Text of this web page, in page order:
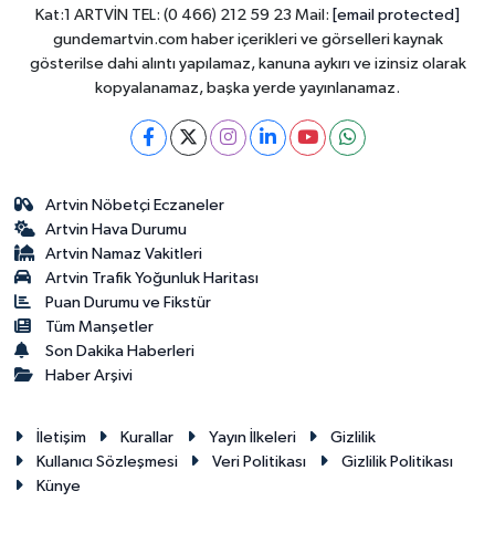
Kat:1 ARTVİN TEL: (0 466) 212 59 23 Mail: [email protected]
gundemartvin.com haber içerikleri ve görselleri kaynak
gösterilse dahi alıntı yapılamaz, kanuna aykırı ve izinsiz olarak
kopyalanamaz, başka yerde yayınlanamaz.
Artvin Nöbetçi Eczaneler
Artvin Hava Durumu
Artvin Namaz Vakitleri
Artvin Trafik Yoğunluk Haritası
Puan Durumu ve Fikstür
Tüm Manşetler
Son Dakika Haberleri
Haber Arşivi
İletişim Kurallar Yayın İlkeleri
Gizlilik
Kullanıcı Sözleşmesi
Veri Politikası
Gizlilik Politikası
Künye